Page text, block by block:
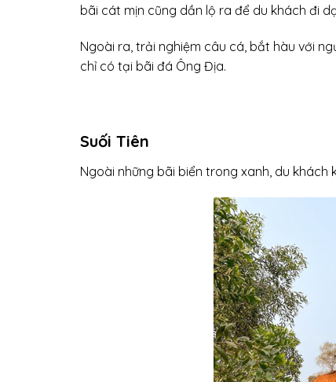
bãi cát mịn cũng dần lộ ra để du khách đi
Ngoài ra, trải nghiệm câu cá, bắt hàu với
chỉ có tại bãi đá Ông Địa.
Suối Tiên
Ngoài những bãi biển trong xanh, du khách